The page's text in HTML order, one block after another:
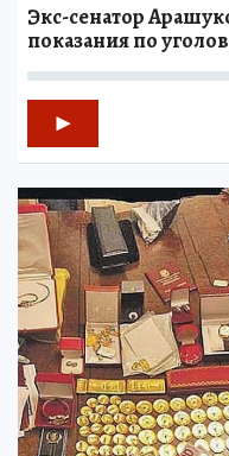
Экс-сенатор
показания по